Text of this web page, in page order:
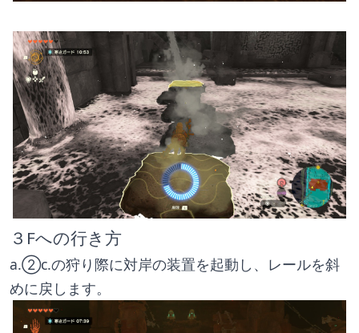
３Fへの行き方
a.②c.の狩り際に対岸の装置を起動し、レールを斜
めに戻します。